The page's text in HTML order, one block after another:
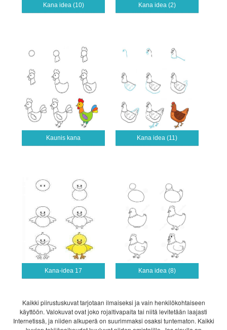
Kana idea (10) Kana idea (2)
Kaunis kana Kana idea (11)
Kana-idea 17 Kana idea (8)
Kaikki piirustuskuvat tarjotaan ilmaiseksi ja vain henkilökohtaiseen
käyttöön. Valokuvat ovat joko rojaltivapaita tai niitä levitetään laajasti
Internetissä, ja niiden alkuperä on suurimmaksi osaksi tuntematon. Kaikki